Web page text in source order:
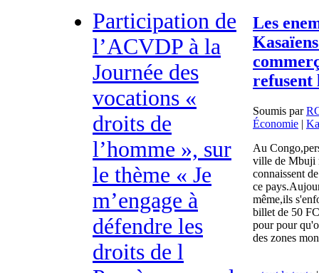
Participation de
l’ACVDP à la
Journée des
vocations «
droits de
l’homme », sur
le thème « Je
m’engage à
défendre les
droits de l
Les
refusent
Soumis par
Économie |
Au
ville de Mbuji
connaissent
ce
même,ils
billet de 50
pour pour
des zones